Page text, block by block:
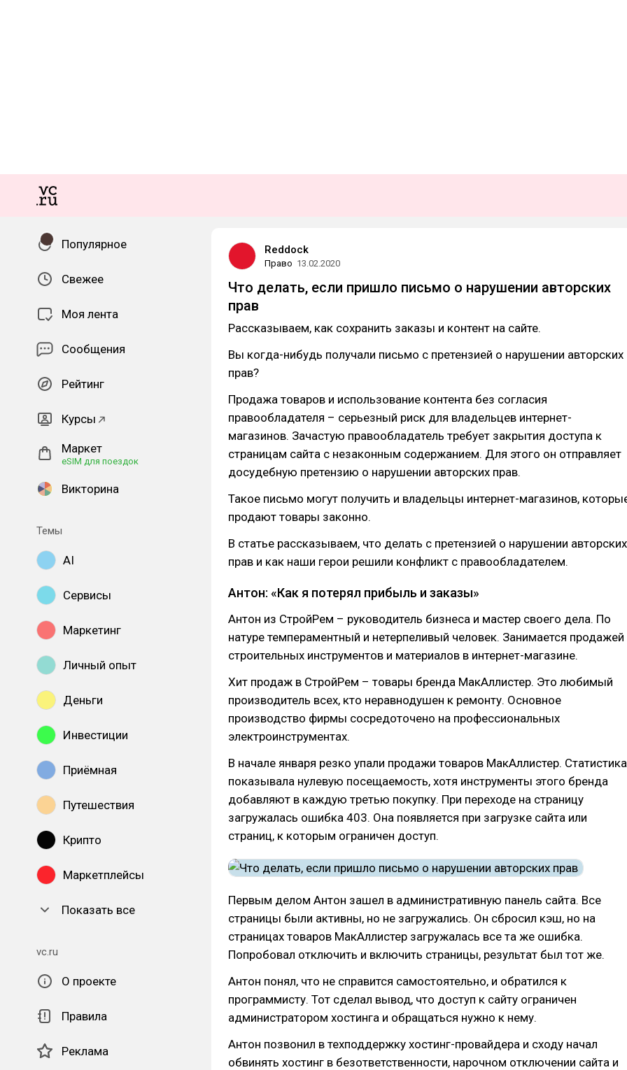
Популярное
Свежее
Моя лента
Сообщения
Рейтинг
Курсы
Маркет
eSIM для поездок
Викторина
Темы
AI
Сервисы
Маркетинг
Личный опыт
Деньги
Инвестиции
Приёмная
Путешествия
Крипто
Маркетплейсы
Показать все
vc.ru
О проекте
Правила
Реклама
Reddock
Право 13.02.2020
Что делать, если пришло письмо о нарушении авторских
прав
Рассказываем, как сохранить заказы и контент на сайте.
Вы когда-нибудь получали письмо с претензией о нарушении авторских
прав?
Продажа товаров и использование контента без согласия
правообладателя – серьезный риск для владельцев интернет-
магазинов. Зачастую правообладатель требует закрытия доступа к
страницам сайта с незаконным содержанием. Для этого он отправляет
досудебную претензию о нарушении авторских прав.
Такое письмо могут получить и владельцы интернет-магазинов,
продают товары законно.
В статье рассказываем, что делать с претензией о нарушении авторских
прав и как наши герои решили конфликт с правообладателем.
Антон: «Как я потерял прибыль и заказы»
Антон из СтройРем – руководитель бизнеса и мастер своего дела. По
натуре темпераментный и нетерпеливый человек. Занимается продажей
строительных инструментов и материалов в интернет-магазине.
Хит продаж в СтройРем – товары бренда МакАллистер. Это любимый
производитель всех, кто неравнодушен к ремонту. Основное
производство фирмы сосредоточено на профессиональных
электроинструментах.
В начале января резко упали продажи товаров МакАллистер. Статистика
показывала нулевую посещаемость, хотя инструменты этого бренда
добавляют в каждую третью покупку. При переходе на страницу
загружалась ошибка 403. Она появляется при загрузке сайта или
страниц, к которым ограничен доступ.
Первым делом Антон зашел в административную панель сайта. Все
страницы были активны, но не загружались. Он сбросил кэш, но на
страницах товаров МакАллистер загружалась все та же ошибка.
Попробовал отключить и включить страницы, результат был тот же.
Антон понял, что не справится самостоятельно, и обратился к
программисту. Тот сделал вывод, что доступ к сайту ограничен
администратором хостинга и обращаться нужно к нему.
Антон позвонил в техподдержку хостинг-провайдера и сходу начал
обвинять хостинг в безответственности, нарочном отключении сайта и